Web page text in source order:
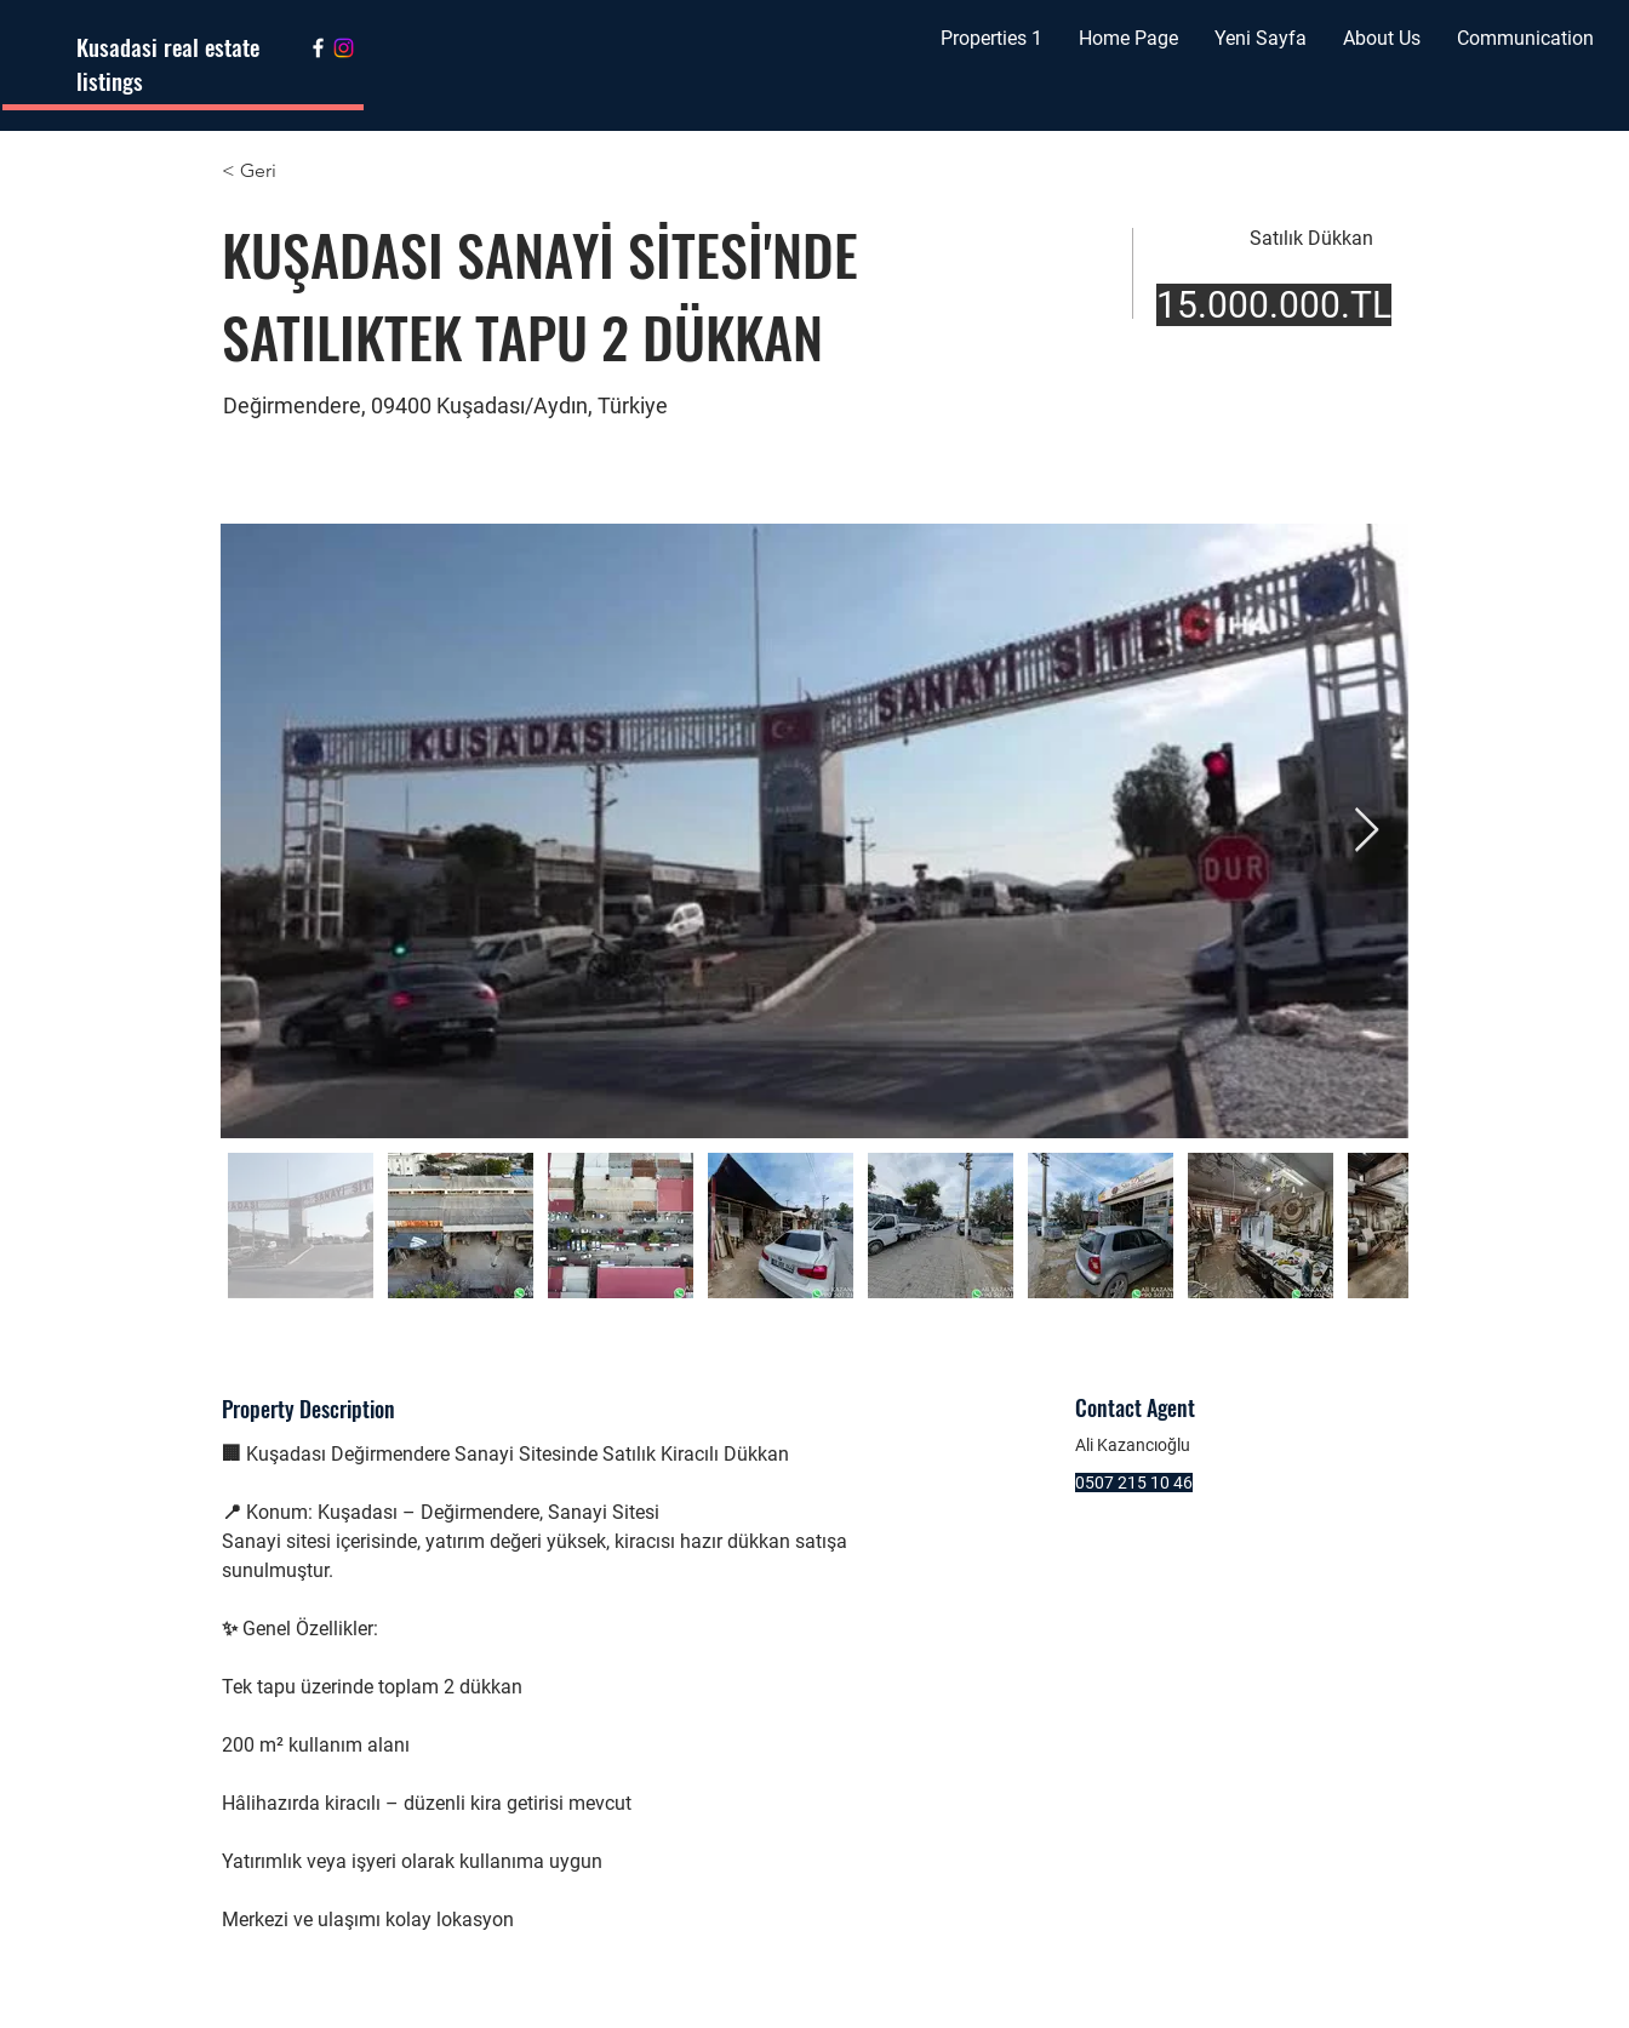
Kusadasi real estate
listings
Properties 1 Home Page Yeni Sayfa About Us Communication
< Geri
KUŞADASI SANAYİ SİTESİ'NDE
SATILIKTEK TAPU 2 DÜKKAN
Değirmendere, 09400 Kuşadası/Aydın, Türkiye
Satılık Dükkan
15.000.000.TL
Property Description
🏢 Kuşadası Değirmendere Sanayi Sitesinde Satılık Kiracılı Dükkan
📍 Konum: Kuşadası – Değirmendere, Sanayi Sitesi
Sanayi sitesi içerisinde, yatırım değeri yüksek, kiracısı hazır dükkan satışa
sunulmuştur.
✨ Genel Özellikler:
Tek tapu üzerinde toplam 2 dükkan
200 m² kullanım alanı
Hâlihazırda kiracılı – düzenli kira getirisi mevcut
Yatırımlık veya işyeri olarak kullanıma uygun
Merkezi ve ulaşımı kolay lokasyon
Contact Agent
Ali Kazancıoğlu
0507 215 10 46